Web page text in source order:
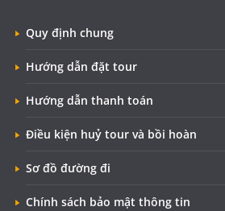
Quy định chung
Hướng dẫn đặt tour
Hướng dẫn thanh toán
Điều kiện huỷ tour và bồi hoàn
Sơ đồ đường đi
Chính sách bảo mật thông tin